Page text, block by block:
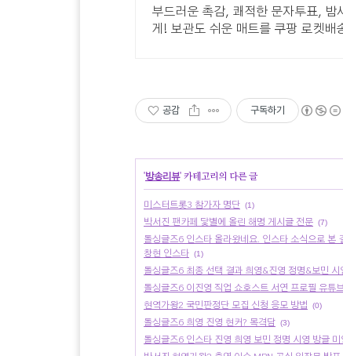
부드러운 촉감, 쾌적한 문자투표,
게! 보관도 쉬운 매트를 쿠팡 로켓배
공감 구독하기
'방송리뷰' 카테고리의 다른 글
미스터트롯3 참가자 명단 (1)
박서진 팬카페 닻별에 올린 해명 게시글 전문 (7)
돌싱글즈6 인스타 올라왔네요. 인스타 소식으로 본
창현 인스타 (1)
돌싱글즈6 최종 선택 결과 희영&진영 정명&보민 시
돌싱글즈6 이진영 직업 쇼호스트 서연 프로필 유튜브
현역가왕2 국민판정단 모집 신청 응모 방법
(0)
돌싱글즈6 희영 진영 현커? 목격담 (3)
돌싱글즈6 인스타 진영 희영 보민 정명 시영 방글